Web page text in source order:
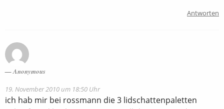
Antworten
Anonymous
19. November 2010 um 18:50 Uhr
ich hab mir bei rossmann die 3 lidschattenpaletten